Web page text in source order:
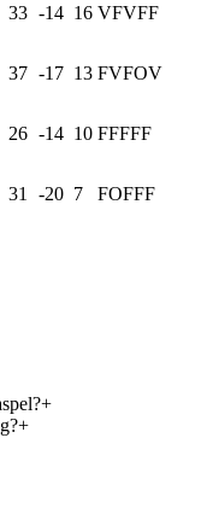
33 -14 16 VFVFF
37 -17 13 FVFOV
26 -14 10 FFFFF
31 -20 7 FOFFF
+
+